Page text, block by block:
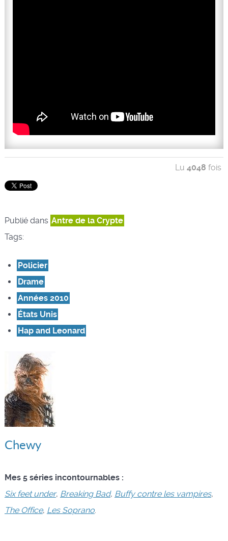
Lu4048 fois
Publié dans Antre de la Crypte
Tags:
Policier
Drame
Années 2010
États Unis
Hap and Leonard
Chewy
Mes 5 séries incontournables :
Six feet under, Breaking Bad, Buffy contre les vampires,
The Office, Les Soprano.